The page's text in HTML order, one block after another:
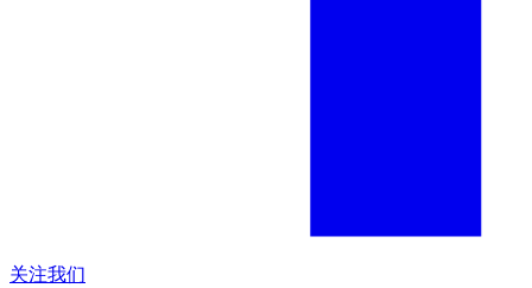
关注我们